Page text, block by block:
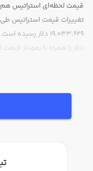
19,033,629 دلار
دلار را همراه با نمودار